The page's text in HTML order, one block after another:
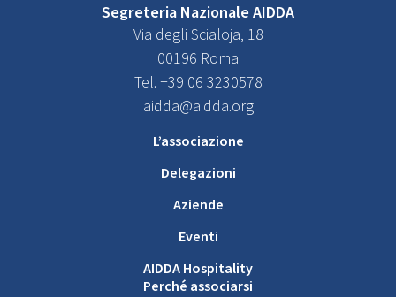
Segreteria Nazionale AIDDA
Via degli Scialoja, 18
00196 Roma
Tel. +39 06 3230578
aidda@aidda.org
L’associazione
Delegazioni
Aziende
Eventi
AIDDA Hospitality
Perché associarsi